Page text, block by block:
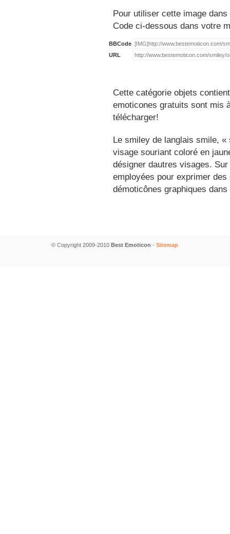
Pour utiliser cette image
Code ci-dessous dans votre
BBCode
URL
Cette catégorie objets
emoticones gratuits sont mis
télécharger!
Le smiley de langlais smile,
visage souriant coloré en
désigner dautres visages.
employées pour exprimer
démoticônes graphiques
© Copyright 2009-2010 Best Emoticon - Sitemap